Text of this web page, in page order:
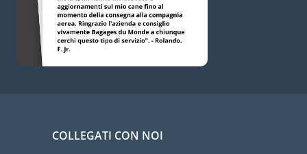
COLLEGATI CON NOI